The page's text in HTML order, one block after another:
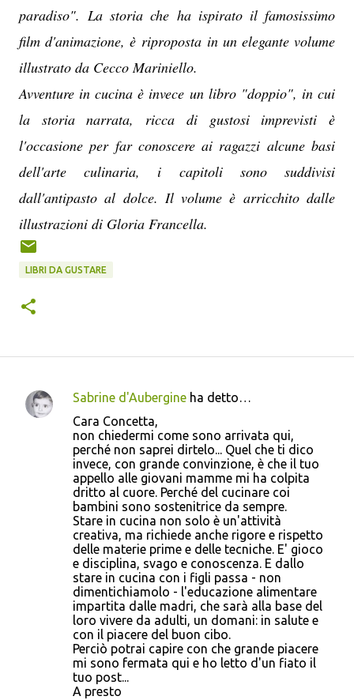
paradiso". La storia che ha ispirato il famosissimo
film d'animazione, è riproposta in un elegante volume
illustrato da Cecco Mariniello.
Avventure in cucina è invece un libro "doppio", in cui
la storia narrata, ricca di gustosi imprevisti è
l'occasione per far conoscere ai ragazzi alcune basi
dell'arte culinaria, i capitoli sono suddivisi
dall'antipasto al dolce. Il volume è arricchito dalle
illustrazioni di Gloria Francella.
LIBRI DA GUSTARE
C
Sabrine d'Aubergine ha detto…
Cara Concetta,
non chiedermi come sono arrivata qui,
perché non saprei dirtelo... Quel che ti dico
invece, con grande convinzione, è che il tuo
appello alle giovani mamme mi ha colpita
dritto al cuore. Perché del cucinare coi
bambini sono sostenitrice da sempre.
Stare in cucina non solo è un'attività
creativa, ma richiede anche rigore e rispetto
delle materie prime e delle tecniche. E' gioco
e disciplina, svago e conoscenza. E dallo
stare in cucina con i figli passa - non
dimentichiamolo - l'educazione alimentare
impartita dalle madri, che sarà alla base del
loro vivere da adulti, un domani: in salute e
con il piacere del buon cibo.
Perciò potrai capire con che grande piacere
mi sono fermata qui e ho letto d'un fiato il
tuo post...
A presto